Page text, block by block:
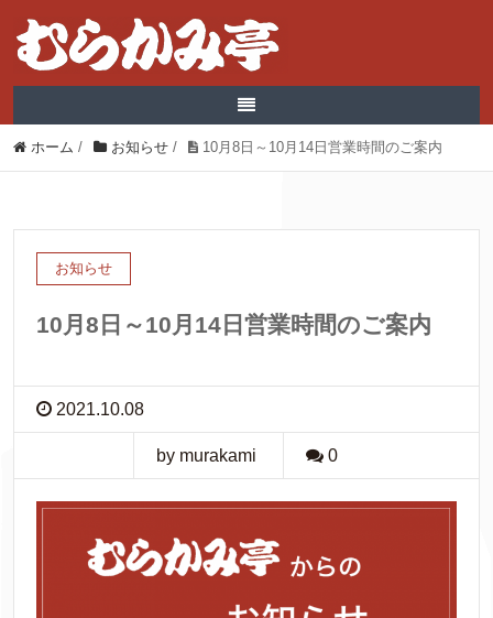
ホーム / お知らせ / 10月8日～10月14日営業時間のご案内
お知らせ
10月8日～10月14日営業時間のご案内
2021.10.08
by murakami 0